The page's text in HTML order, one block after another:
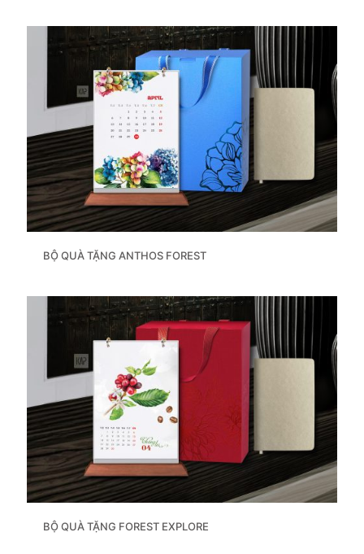
BỘ QUÀ TẶNG ANTHOS FOREST
BỘ QUÀ TẶNG FOREST EXPLORE